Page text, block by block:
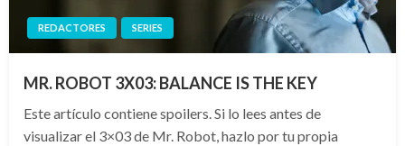
REDACTORES SERIES
MR. ROBOT 3X03: BALANCE IS THE KEY
Este artículo contiene spoilers. Si lo lees antes de
visualizar el 3×03 de Mr. Robot, hazlo por tu propia